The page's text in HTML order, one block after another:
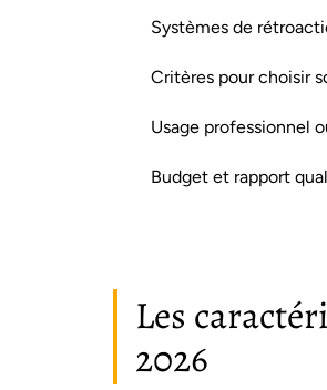
Systèmes de
Critères pour choisir
Usage professionnel
Budget et rapport
Les
2026